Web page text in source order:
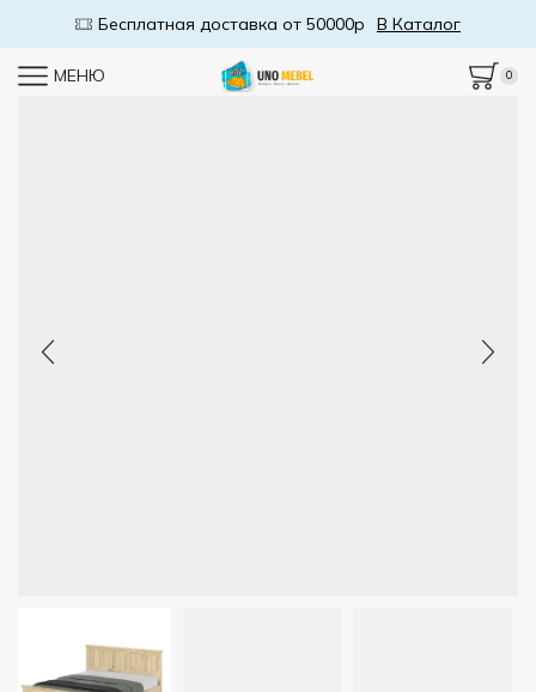
Бесплатная доставка от 50000р В Каталог
МЕНЮ 0